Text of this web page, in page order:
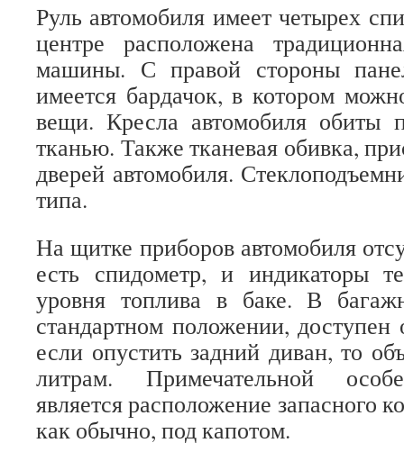
Руль автомобиля имеет четырех
центре расположена
машины. С правой стороны
имеется бардачок, в котором
вещи. Кресла автомобиля обиты
тканью. Также тканевая обивка,
дверей автомобиля.
типа.
На щитке приборов автомобиля
есть спидометр, и индикаторы
уровня топлива в баке. В
стандартном положении,
если опустить задний диван, то
литрам. Примечательной
является расположение запасного
как обычно, под капотом.